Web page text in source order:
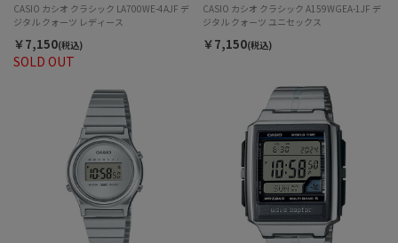
SOLD OUT
CASIO カシオ クラシック LA700WE-4AJF デ
ジタル クォーツ レディース
￥7,150(税込)
CASIO カシオ クラシック A159WGEA-1JF デ
ジタル クォーツ ユニセックス
￥7,150(税込)